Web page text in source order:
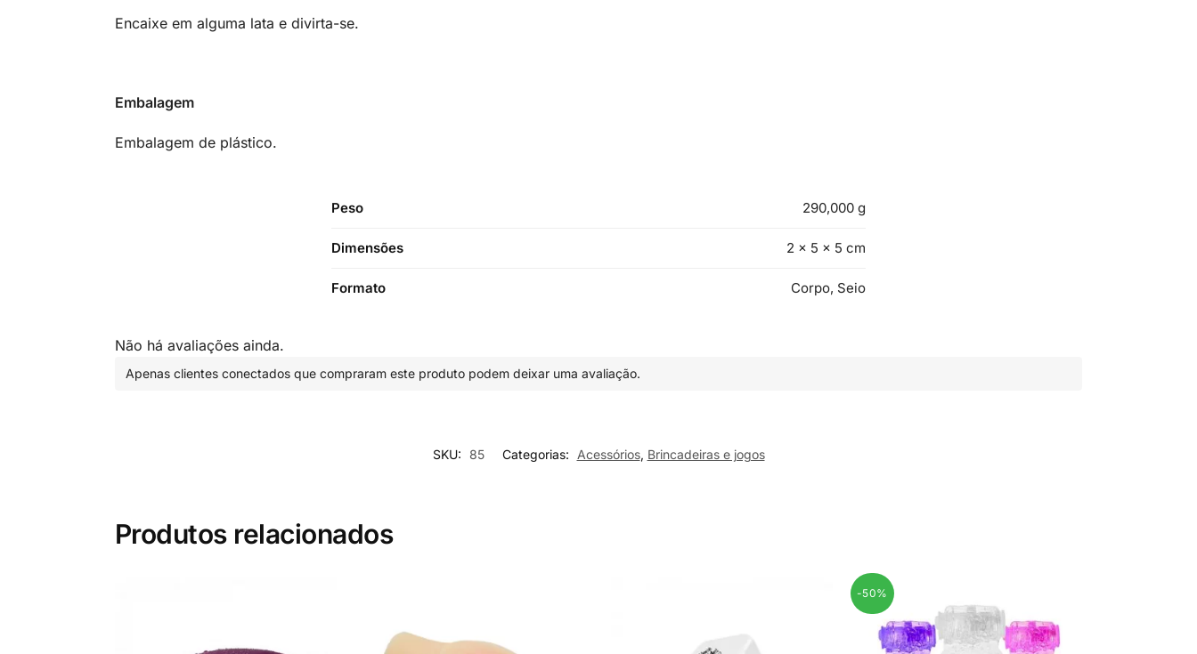
Encaixe em alguma lata e divirta-se.
Embalagem
Embalagem de plástico.
Peso 290,000 g
Dimensões 2 × 5 × 5 cm
Formato Corpo, Seio
Não há avaliações ainda.
Apenas clientes conectados que compraram este produto podem deixar uma avaliação.
SKU: 85 Categorias: Acessórios, Brincadeiras e jogos
Produtos relacionados
-50%